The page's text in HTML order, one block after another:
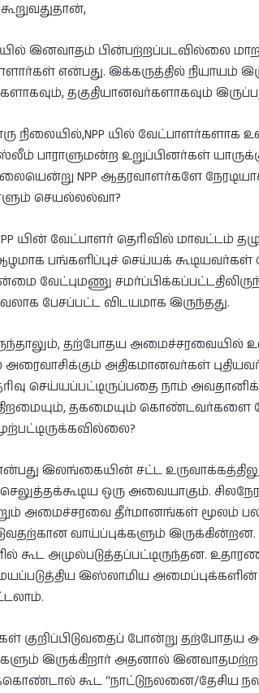
இனவாதம் பின்பற்றப்படவில்லை
என்பது. இக்கருத்தில் நியாயம்
தகுதியானவர்களாகவும்
யில் வேட்பாளர்களாக
பாராளுமன்ற உறுப்பினர்கள்
NPP ஆதரவாளர்களே
செயல்லல்வா?
யின் வேட்பாளர் தெரிவில் மாவட்டம்
பங்களிப்புச் செய்யக் கூடியவர்கள்
வேட்புமணு
பேசப்பட்ட விடயமாக இருந்தது.
தற்போதய அமைச்சரவையில்
அதிகமானவர்கள்
செய்யப்பட்டிருப்பதை நாம்
தகமையும் கொண்டவர்களை
இலங்கையின் சட்ட
ஒரு அவையாகும்.
அமைச்சரவை தீர்மானங்கள் மூலம்
வாய்ப்புக்களும்
கூட அமுல்படுத்தப்பட்டிருந்தன.
இஸ்லாமிய
குறிப்பிடுவதைப் போன்று
இருக்கிறார் அதனால் இனவாதமற்ற
கூட “நாட்டுநலனை/தேசிய